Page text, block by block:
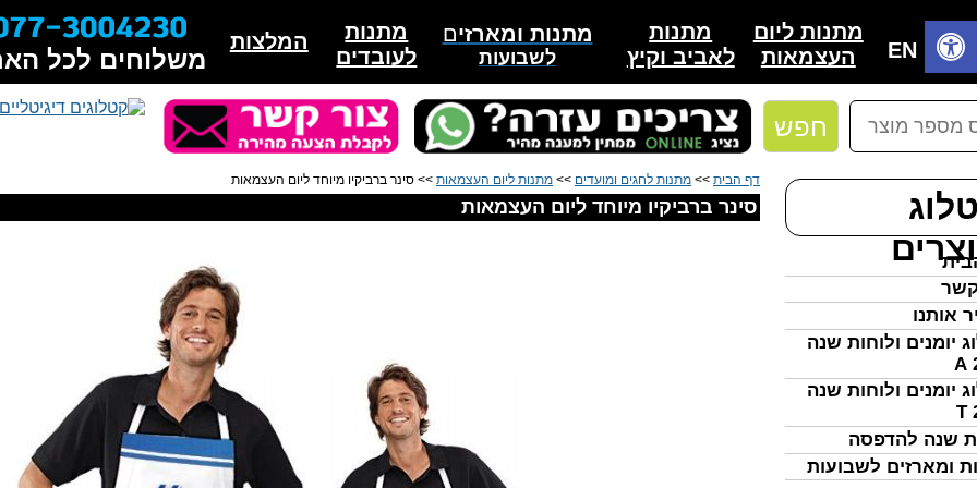
חפש
אותנו
יומנים ולוחות שנה
יומנים ולוחות שנה
שנה להדפסה
ומארזים לשבועות
EN
מתנות
לאביב וקיץ
המלצות
מתנות
לעובדים
מתנות ומארזים
לשבועות
מתנות ליום
העצמאות
משלוחים לכל
דף הבית >> מתנות לחגים ומועדים >> מתנות ליום העצמאות >> סינר ברביקיו מיוחד ליום העצמאות
סינר ברביקיו מיוחד ליום העצמאות